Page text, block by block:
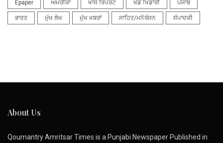
Epaper ਅਮਰੀਕਾ ਖਾਸ ਰਿਪੋਰਟ ਖੇਡ ਖਿਡਾਰੀ ਪੰਜਾਬ
ਭਾਰਤ ਮੁੱਖ ਲੇਖ ਮੁੱਖ ਖ਼ਬਰਾਂ ਸਾਹਿਤ/ਮਨੋਰੰਜਨ ਸੰਪਾਦਕੀ
About Us
Qoumantry Amritsar Times is a Punjabi Newspaper Published in